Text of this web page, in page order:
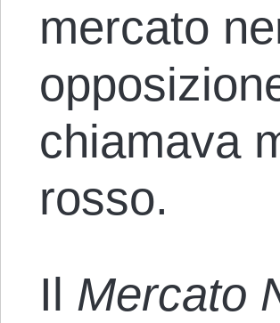
mercato
chiamava
rosso.
Il Mercato